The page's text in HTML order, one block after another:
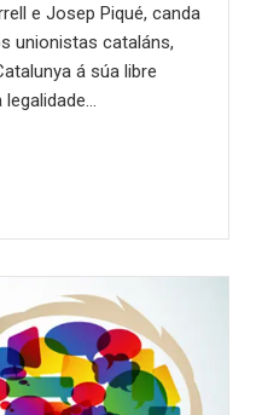
e Josep Piqué, canda
unionistas cataláns,
á súa libre